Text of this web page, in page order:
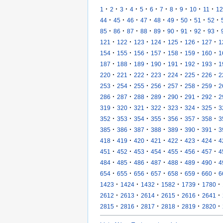
1 · 2 · 3 · 4 · 5 · 6 · 7 · 8 · 9 · 10 · 11 · 12
44 · 45 · 46 · 47 · 48 · 49 · 50 · 51 · 52 ·
85 · 86 · 87 · 88 · 89 · 90 · 91 · 92 · 93 ·
121
· 122 · 123 · 124 · 125 · 126 · 127 ·
154 · 155 · 156 · 157 · 158 · 159 · 160 ·
187 · 188 · 189 · 190 · 191 · 192 · 193 ·
220 · 221 · 222 · 223 · 224 · 225 · 226 ·
253 · 254 · 255 · 256 · 257 · 258 · 259 ·
286 · 287 · 288 · 289 · 290 · 291 · 292 ·
319 · 320 · 321 · 322 · 323 · 324 · 325 ·
352 · 353 · 354 · 355 · 356 · 357 · 358 ·
385 · 386 · 387 · 388 · 389 · 390 · 391 ·
418 · 419 · 420 · 421 · 422 · 423 · 424 ·
451
· 452 · 453 · 454 · 455 · 456 · 457 ·
484 · 485 · 486 · 487 · 488 · 489 · 490 ·
654 · 655 · 656 · 657 · 658 · 659 · 660 ·
1423 · 1424 · 1432 · 1582 · 1739 · 1780 ·
2612 · 2613 · 2614 · 2615 · 2616 · 2641 ·
2815 · 2816 · 2817 · 2818 · 2819 · 2820 ·